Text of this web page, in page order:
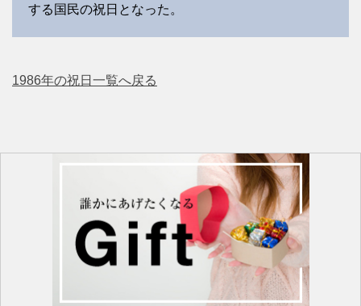
する国民の祝日となった。
1986年の祝日一覧へ戻る